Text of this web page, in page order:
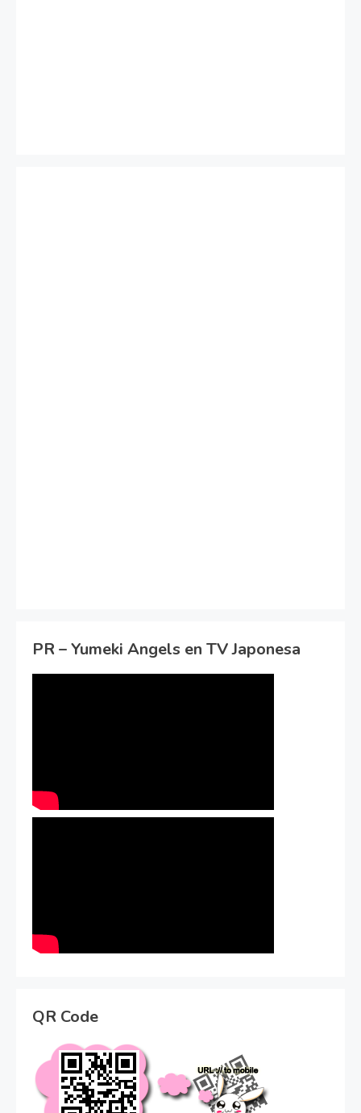
PR – Yumeki Angels en TV Japonesa
QR Code